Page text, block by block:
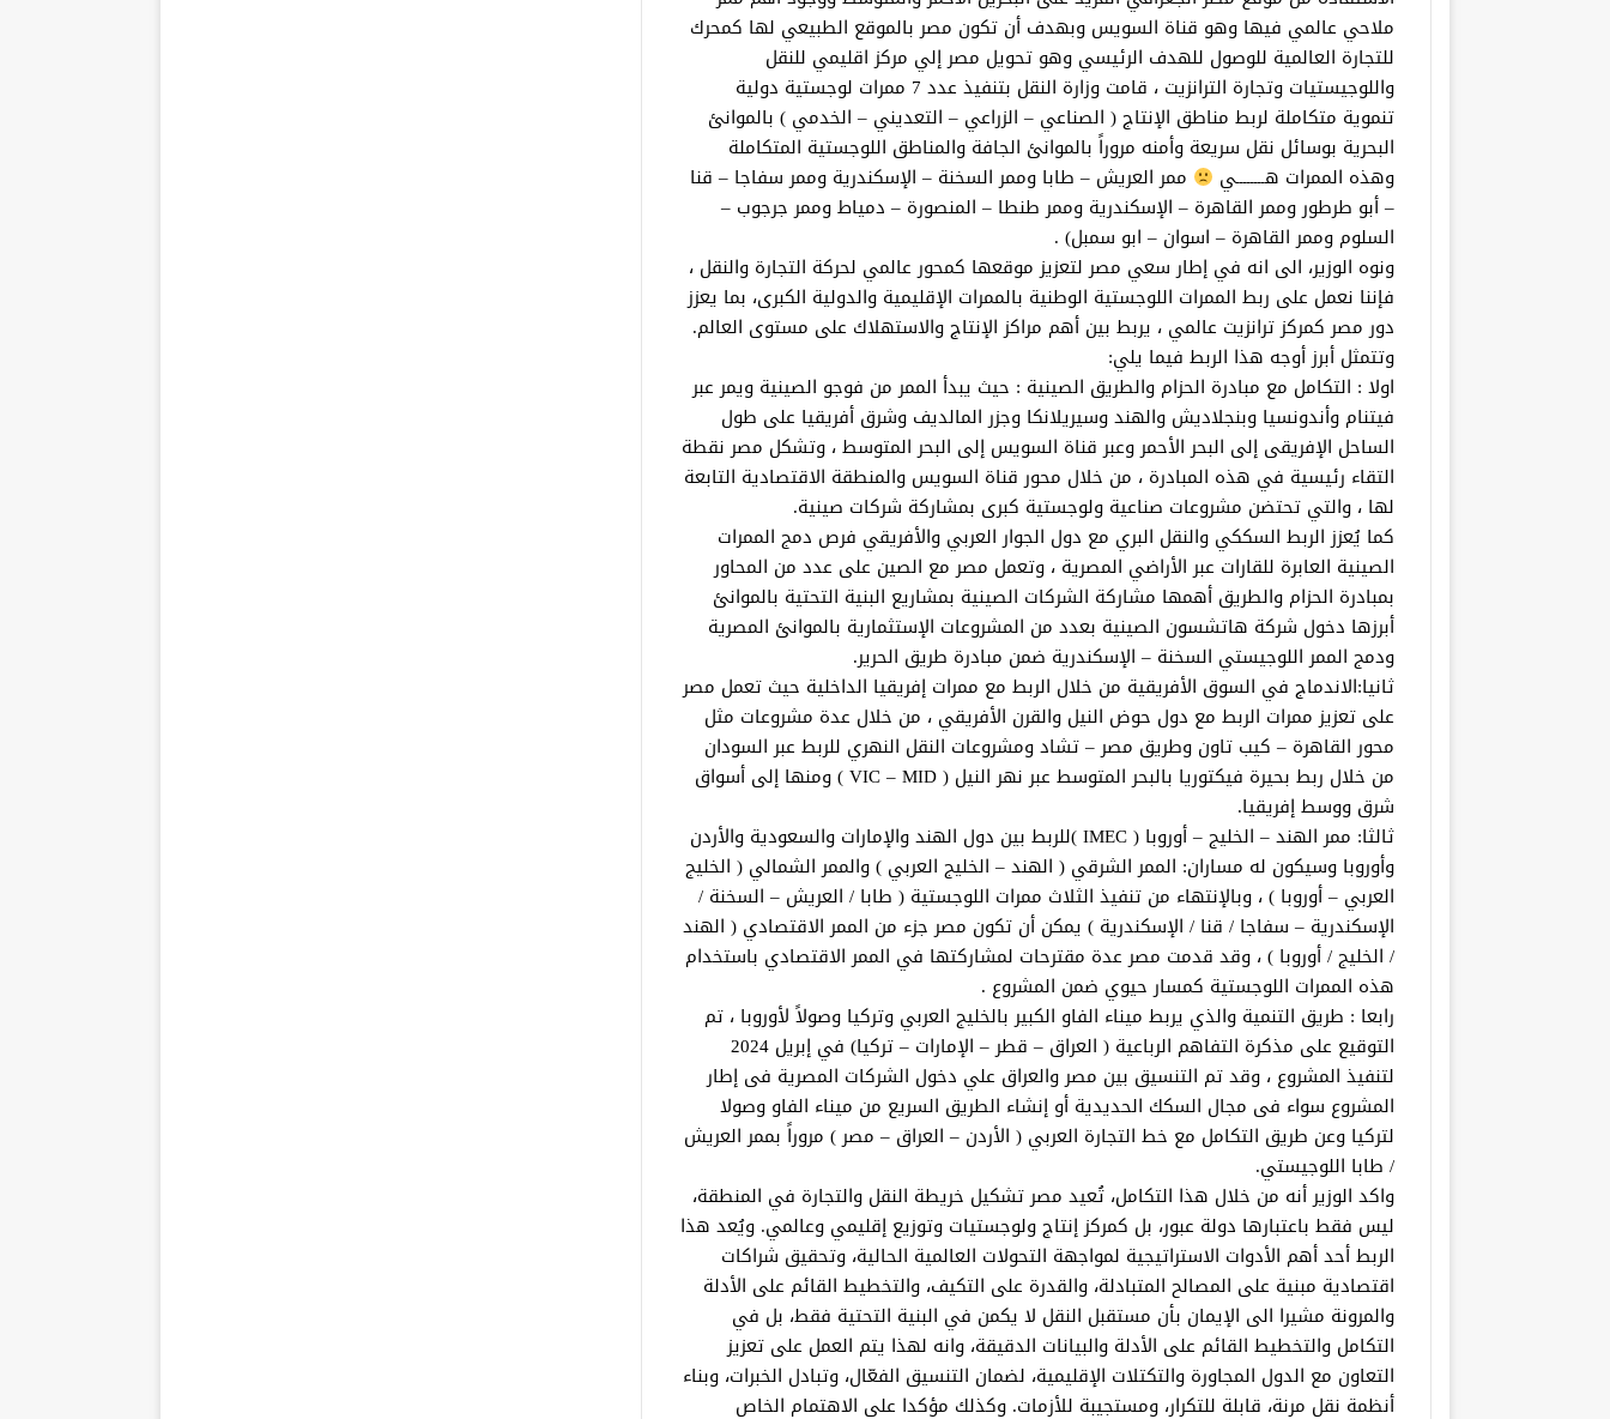
ملاحي عالمي فيها وهو قناة السويس وبهدف أن تكون مصر بالموقع الطبيعي لها كمحرك
للتجارة العالمية للوصول للهدف الرئيسي وهو تحويل مصر إلي مركز اقليمي للنقل
واللوجيستيات وتجارة الترانزيت ، قامت وزارة النقل بتنفيذ عدد 7 ممرات لوجستية دولية
تنموية متكاملة لربط مناطق الإنتاج ( الصناعي – الزراعي – التعديني – الخدمي ) بالموانئ
البحرية بوسائل نقل سريعة وأمنه مروراً بالموانئ الجافة والمناطق اللوجستية المتكاملة
وهذه الممرات هــــــــي
ممر العريش – طابا وممر السخنة – الإسكندرية وممر سفاجا – قنا
– أبو طرطور وممر القاهرة – الإسكندرية وممر طنطا – المنصورة – دمياط وممر جرجوب –
السلوم وممر القاهرة – اسوان – ابو سمبل) .
ونوه الوزير، الى انه في إطار سعي مصر لتعزيز موقعها كمحور عالمي لحركة التجارة والنقل ،
فإننا نعمل على ربط الممرات اللوجستية الوطنية بالممرات الإقليمية والدولية الكبرى، بما يعزز
دور مصر كمركز ترانزيت عالمي ، يربط بين أهم مراكز الإنتاج والاستهلاك على مستوى العالم.
وتتمثل أبرز أوجه هذا الربط فيما يلي:
اولا : التكامل مع مبادرة الحزام والطريق الصينية : حيث يبدأ الممر من فوجو الصينية ويمر عبر
فيتنام وأندونسيا وبنجلاديش والهند وسيريلانكا وجزر المالديف وشرق أفريقيا على طول
الساحل الإفريقى إلى البحر الأحمر وعبر قناة السويس إلى البحر المتوسط ، وتشكل مصر نقطة
التقاء رئيسية في هذه المبادرة ، من خلال محور قناة السويس والمنطقة الاقتصادية التابعة
لها ، والتي تحتضن مشروعات صناعية ولوجستية كبرى بمشاركة شركات صينية.
كما يُعزز الربط السككي والنقل البري مع دول الجوار العربي والأفريقي فرص دمج الممرات
الصينية العابرة للقارات عبر الأراضي المصرية ، وتعمل مصر مع الصين على عدد من المحاور
بمبادرة الحزام والطريق أهمها مشاركة الشركات الصينية بمشاريع البنية التحتية بالموانئ
أبرزها دخول شركة هاتشسون الصينية بعدد من المشروعات الإستثمارية بالموانئ المصرية
ودمج الممر اللوجيستي السخنة – الإسكندرية ضمن مبادرة طريق الحرير.
ثانيا:الاندماج في السوق الأفريقية من خلال الربط مع ممرات إفريقيا الداخلية حيث تعمل مصر
على تعزيز ممرات الربط مع دول حوض النيل والقرن الأفريقي ، من خلال عدة مشروعات مثل
محور القاهرة – كيب تاون وطريق مصر – تشاد ومشروعات النقل النهري للربط عبر السودان
من خلال ربط بحيرة فيكتوريا بالبحر المتوسط عبر نهر النيل ( VIC – MID ) ومنها إلى أسواق
شرق ووسط إفريقيا.
ثالثا: ممر الهند – الخليج – أوروبا ( IMEC )للربط بين دول الهند والإمارات والسعودية والأردن
وأوروبا وسيكون له مساران: الممر الشرقي ( الهند – الخليج العربي ) والممر الشمالي ( الخليج
العربي – أوروبا ) ، وبالإنتهاء من تنفيذ الثلاث ممرات اللوجستية ( طابا / العريش – السخنة /
الإسكندرية – سفاجا / قنا / الإسكندرية ) يمكن أن تكون مصر جزء من الممر الاقتصادي ( الهند
/ الخليج / أوروبا ) ، وقد قدمت مصر عدة مقترحات لمشاركتها في الممر الاقتصادي باستخدام
هذه الممرات اللوجستية كمسار حيوي ضمن المشروع .
رابعا : طريق التنمية والذي يربط ميناء الفاو الكبير بالخليج العربي وتركيا وصولاً لأوروبا ، تم
التوقيع على مذكرة التفاهم الرباعية ( العراق – قطر – الإمارات – تركيا) في إبريل 2024
لتنفيذ المشروع ، وقد تم التنسيق بين مصر والعراق علي دخول الشركات المصرية فى إطار
المشروع سواء فى مجال السكك الحديدية أو إنشاء الطريق السريع من ميناء الفاو وصولا
لتركيا وعن طريق التكامل مع خط التجارة العربي ( الأردن – العراق – مصر ) مروراً بممر العريش
/ طابا اللوجيستي.
واكد الوزير أنه من خلال هذا التكامل، تُعيد مصر تشكيل خريطة النقل والتجارة في المنطقة،
ليس فقط باعتبارها دولة عبور، بل كمركز إنتاج ولوجستيات وتوزيع إقليمي وعالمي. ويُعد هذا
الربط أحد أهم الأدوات الاستراتيجية لمواجهة التحولات العالمية الحالية، وتحقيق شراكات
اقتصادية مبنية على المصالح المتبادلة، والقدرة على التكيف، والتخطيط القائم على الأدلة
والمرونة مشيرا الى الإيمان بأن مستقبل النقل لا يكمن في البنية التحتية فقط، بل في
التكامل والتخطيط القائم على الأدلة والبيانات الدقيقة، وانه لهذا يتم العمل على تعزيز
التعاون مع الدول المجاورة والتكتلات الإقليمية، لضمان التنسيق الفعّال، وتبادل الخبرات، وبناء
أنظمة نقل مرنة، قابلة للتكرار، ومستجيبة للأزمات. وكذلك مؤكدا على الاهتمام الخاص